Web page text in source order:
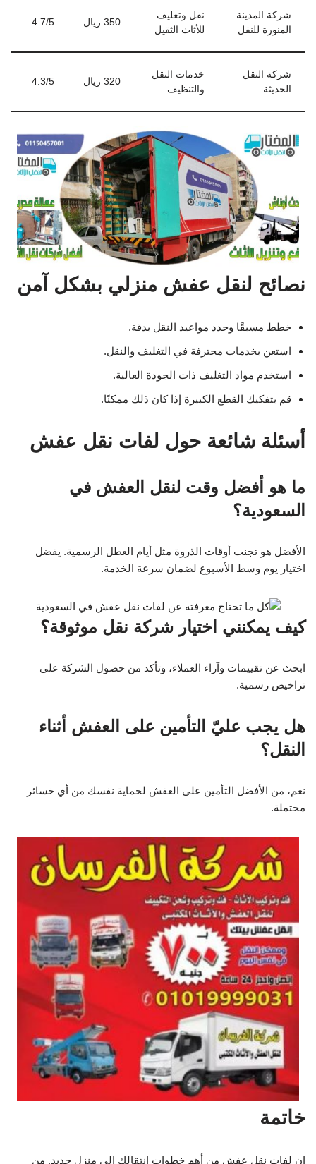
الحديثة
والتنظيف
نصائح لنقل عفش منزلي بشكل آمن
خطط مسبقًا وحدد مواعيد النقل بدقة.
استعن بخدمات محترفة في التغليف والنقل.
قم بتفكيك القطع الكبيرة إذا كان ذلك ممكنًا.
أسئلة شائعة حول لفات نقل عفش
السعودية؟
الأفضل هو تجنب أوقات الذروة مثل أيام العطل الرسمية. يفضل
اختيار يوم وسط الأسبوع لضمان سرعة الخدمة.
كيف يمكنني اختيار شركة نقل موثوقة؟
ابحث عن تقييمات وآراء العملاء، وتأكد من حصول الشركة على
تراخيص رسمية.
النقل؟
نعم، من الأفضل التأمين على العفش لحماية نفسك من أي خسائر
محتملة.
خاتمة
إن لفات نقل عفش من أهم خطوات انتقالك إلى منزل جديد. من
خلال اتباع النصائح واختيار الشركة المناسبة، يمكنك أن تجعل تجربتك
في النقل أكثر سلاسة وأمانًا. تذكر دائمًا أن التخطيط الجيد هو مفتاح